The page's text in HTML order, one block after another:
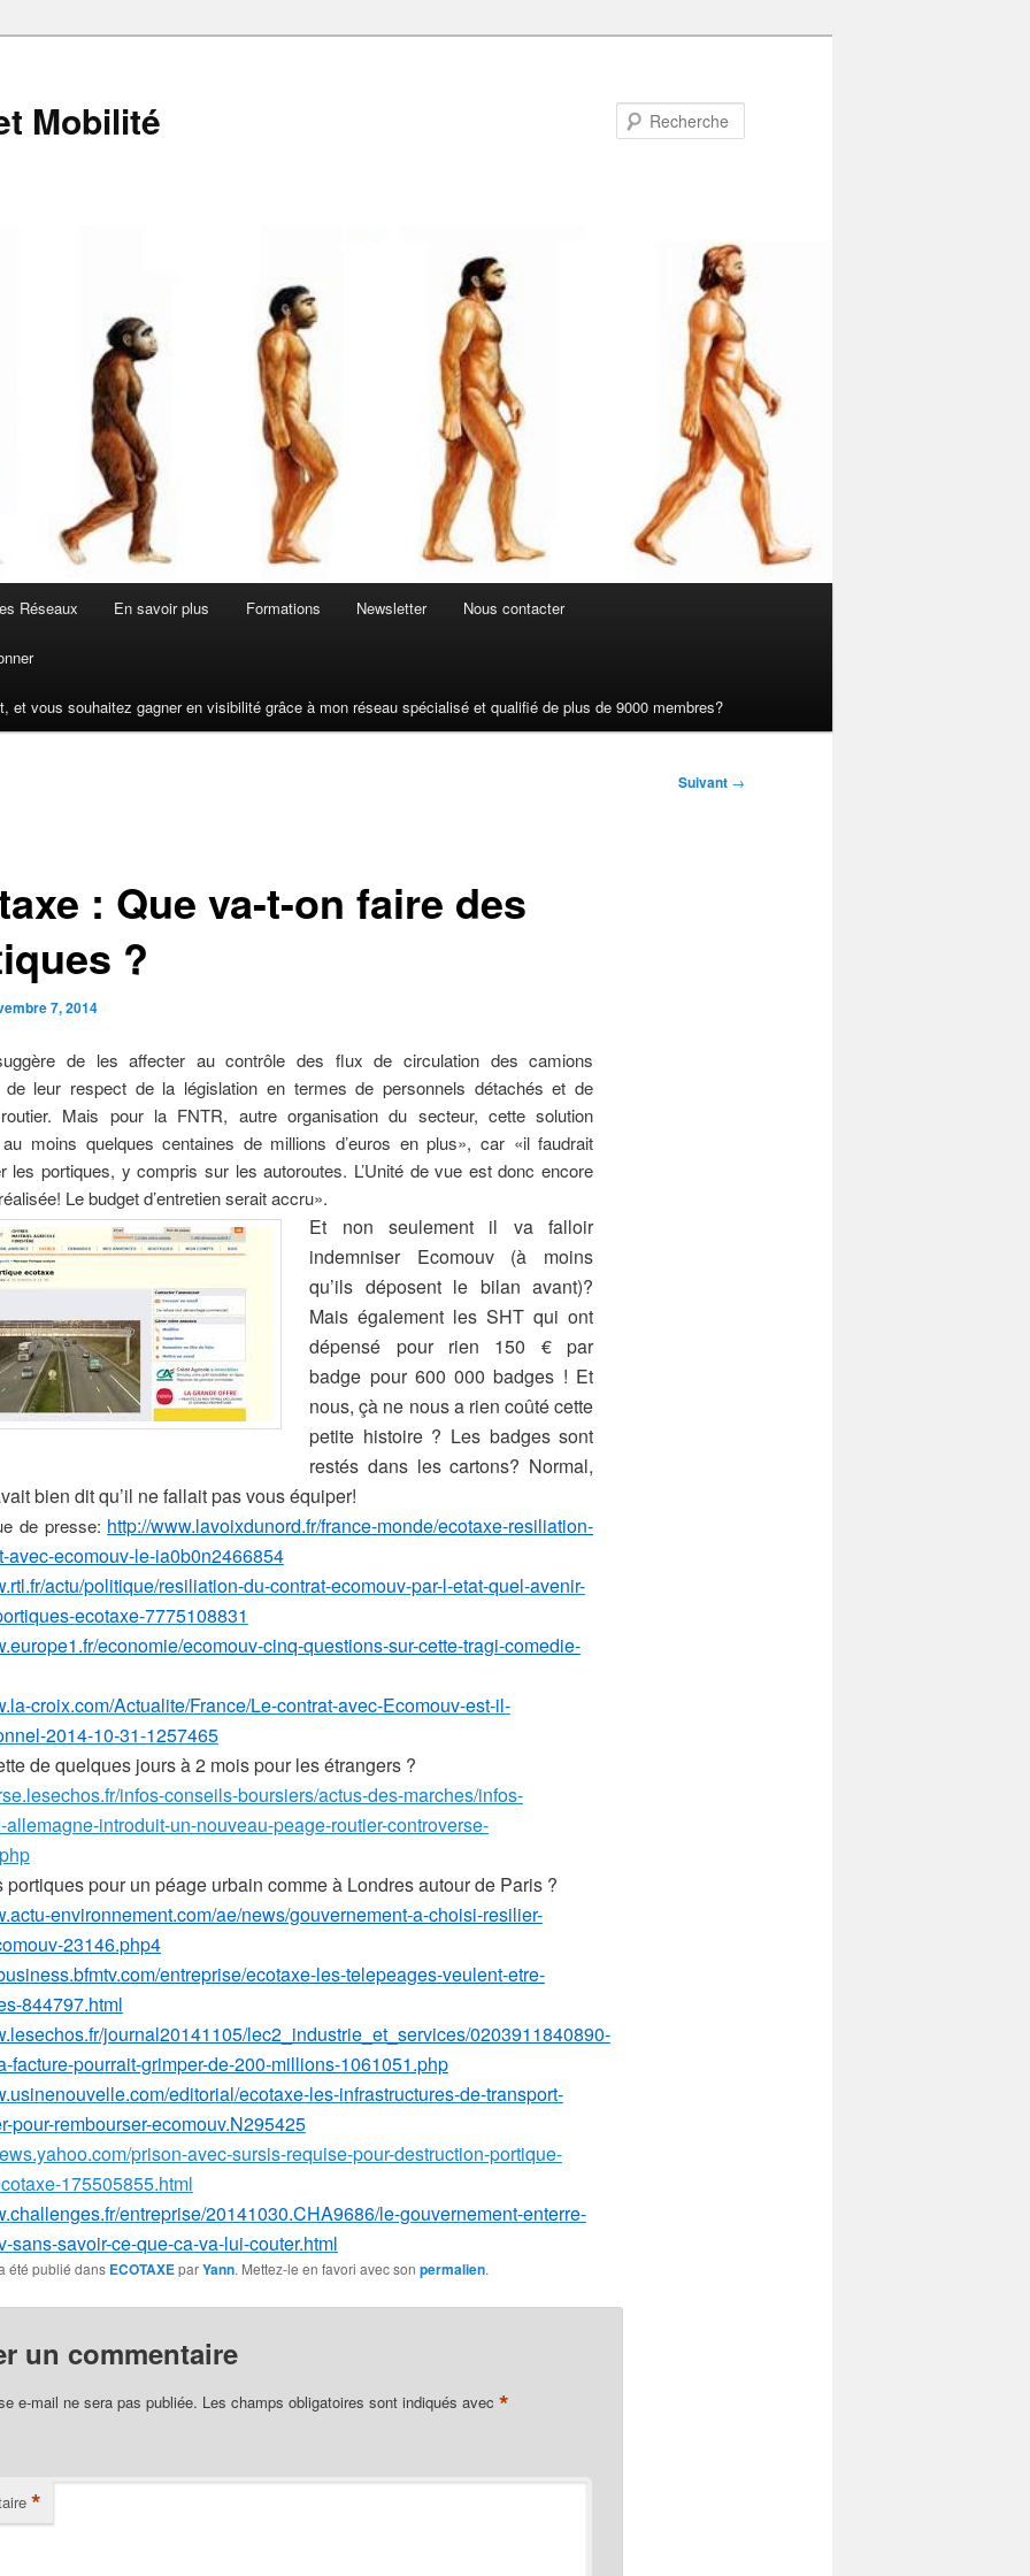
Mobilité
Réseaux En savoir plus Formations Newsletter Nous contacter
et vous souhaitez gagner en visibilité grâce à mon réseau spécialisé et qualifié de plus de 9000 membres?
Suivant →
: Que va-t-on faire des
?
7, 2014
suggère de les affecter au contrôle des flux de circulation des camions
de leur respect de la législation en termes de personnels détachés et de
Mais pour la FNTR, autre organisation du secteur, cette solution
au moins quelques centaines de millions d’euros en plus», car «il faudrait
les portiques, y compris sur les autoroutes. L’Unité de vue est donc encore
Le budget d’entretien serait accru».
Et non seulement il va falloir
indemniser Ecomouv (à moins
qu’ils déposent le bilan avant)?
Mais également les SHT qui ont
dépensé pour rien 150 € par
badge pour 600 000 badges ! Et
nous, çà ne nous a rien coûté cette
petite histoire ? Les badges sont
restés dans les cartons? Normal,
bien dit qu’il ne fallait pas vous équiper!
de presse: http://www.lavoixdunord.fr/france-monde/ecotaxe-resiliation-
avec-ecomouv-le-ia0b0n2466854
actu/politique/resiliation-du-contrat-ecomouv-par-l-etat-quel-avenir-
ecotaxe-7775108831
economie/ecomouv-cinq-questions-sur-cette-tragi-comedie-
croix.com/Actualite/France/Le-contrat-avec-Ecomouv-est-il-
2014-10-31-1257465
de quelques jours à 2 mois pour les étrangers ?
infos-conseils-boursiers/actus-des-marches/infos-
allemagne-introduit-un-nouveau-peage-routier-controverse-
portiques pour un péage urbain comme à Londres autour de Paris ?
environnement.com/ae/news/gouvernement-a-choisi-resilier-
23146.php4
entreprise/ecotaxe-les-telepeages-veulent-etre-
844797.html
journal20141105/lec2_industrie_et_services/0203911840890-
facture-pourrait-grimper-de-200-millions-1061051.php
editorial/ecotaxe-les-infrastructures-de-transport-
pour-rembourser-ecomouv.N295425
prison-avec-sursis-requise-pour-destruction-portique-
175505855.html
entreprise/20141030.CHA9686/le-gouvernement-enterre-
sans-savoir-ce-que-ca-va-lui-couter.html
été publié dans ECOTAXEparYann. Mettez-le en favori avec son permalien.
un commentaire
e-mail ne sera pas publiée. Les champs obligatoires sont indiqués avec *
*